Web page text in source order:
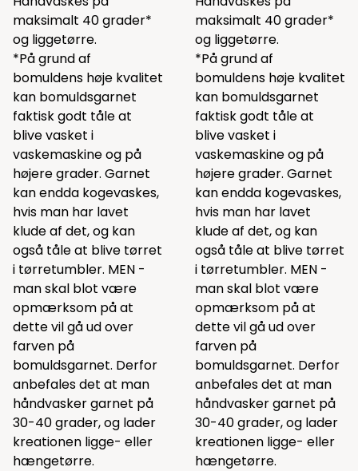
maksimalt 40 grader*
og liggetørre.
*På grund af
bomuldens høje kvalitet
kan bomuldsgarnet
faktisk godt tåle at
blive vasket i
vaskemaskine og på
højere grader. Garnet
kan endda kogevaskes,
hvis man har lavet
klude af det, og kan
også tåle at blive tørret
i tørretumbler. MEN -
man skal blot være
opmærksom på at
dette vil gå ud over
farven på
bomuldsgarnet. Derfor
anbefales det at man
håndvasker garnet på
30-40 grader, og lader
kreationen ligge- eller
hængetørre.
maksimalt 40 grader*
og liggetørre.
*På grund af
bomuldens høje kvalitet
kan bomuldsgarnet
faktisk godt tåle at
blive vasket i
vaskemaskine og på
højere grader. Garnet
kan endda kogevaskes,
hvis man har lavet
klude af det, og kan
også tåle at blive tørret
i tørretumbler. MEN -
man skal blot være
opmærksom på at
dette vil gå ud over
farven på
bomuldsgarnet. Derfor
anbefales det at man
håndvasker garnet på
30-40 grader, og lader
kreationen ligge- eller
hængetørre.